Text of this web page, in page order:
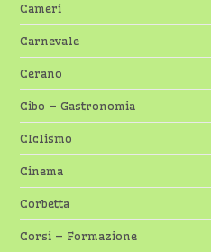
Cameri
Carnevale
Cerano
Cibo – Gastronomia
CIclismo
Cinema
Corbetta
Corsi – Formazione